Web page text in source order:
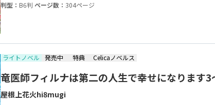
判型： B6判 ページ数： 304ページ
ライトノベル 発売中 特典 Celicaノベルス
竜医師フィルナは第二の人生で幸せになります
屋根上花火hi8mugi